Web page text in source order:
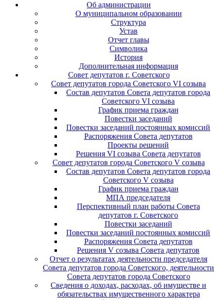
Об администрации
О муниципальном образовании
Структура
Устав
Отчет главы
Символика
История
Дополнительная информация
Совет депутатов г. Советского
Совет депутатов города Советского VI созыва
Состав депутатов Совета депутатов города
Советского VI созыва
График приема граждан
Повестки заседаний
Повестки заседаний постоянных комиссий
Распоряжения Совета депутатов
Проекты решений
Решения VI созыва Совета депутатов
Совет депутатов города Советского V созыва
Состав депутатов Совета депутатов города
Советского V созыва
График приема граждан
МПА председателя
Перспективный план работы Совета
депутатов г. Советского
Повестки заседаний
Повестки заседаний постоянных комиссий
Распоряжения Совета депутатов
Решения V созыва Совета депутатов
Отчет о результатах деятельности председателя
Совета депутатов города Советского, деятельности
Совета депутатов города Советского
Сведения о доходах, расходах, об имуществе и
обязательствах имущественного характера